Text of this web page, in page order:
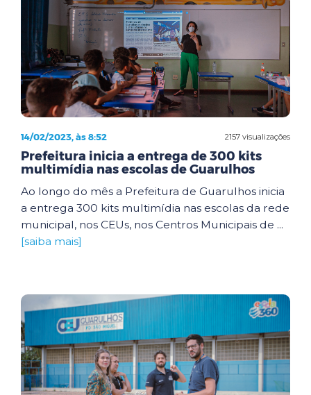
2157 visualizações
14/02/2023, às 8:52
Prefeitura inicia a entrega de 300 kits
multimídia nas escolas de Guarulhos
Ao longo do mês a Prefeitura de Guarulhos inicia
a entrega 300 kits multimídia nas escolas da rede
municipal, nos CEUs, nos Centros Municipais de ...
[saiba mais]